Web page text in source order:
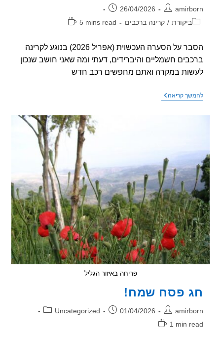
פורסם:
26/04/2026
ביקורת / קרינה ברכבים
זמן
5 mins read
הסבר על הסערה העכשוית (אפריל 2026) בנוגע לקרינה
חשמליים והיברידים, דעתי ומה שאני חושב שנכון
במקרה ואתם מחפשים רכב חדש
קריאהסערת
פריחה באיזור הגליל
פסח שמח!
פורסם:
01/04/2026 קטגוריה:
Uncategorized
1 min